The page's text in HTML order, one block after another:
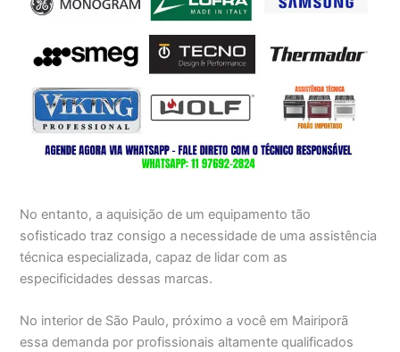
No entanto, a aquisição de um equipamento tão
sofisticado traz consigo a necessidade de uma assistência
técnica especializada, capaz de lidar com as
especificidades dessas marcas.
No interior de São Paulo, próximo a você em Mairiporã
essa demanda por profissionais altamente qualificados